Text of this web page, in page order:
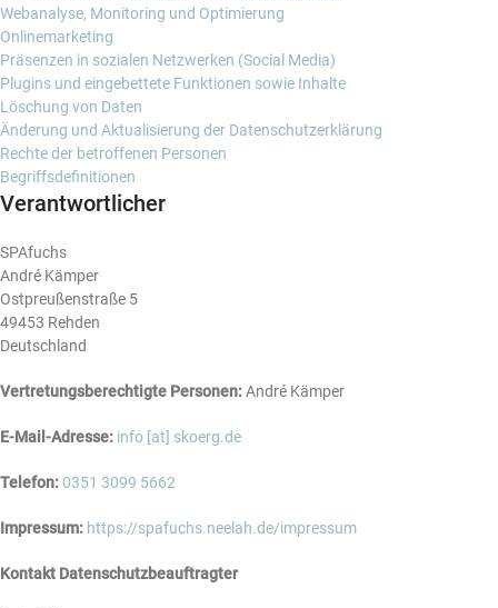
Webanalyse, Monitoring und Optimierung
Onlinemarketing
Präsenzen in sozialen Netzwerken (Social Media)
Plugins und eingebettete Funktionen sowie Inhalte
Löschung von Daten
Änderung und Aktualisierung der Datenschutzerklärung
Rechte der betroffenen Personen
Begriffsdefinitionen
Verantwortlicher
SPAfuchs
André Kämper
Ostpreußenstraße 5
49453 Rehden
Deutschland
Vertretungsberechtigte Personen:André Kämper
E-Mail-Adresse: info [at] skoerg.de
Telefon: 0351 3099 5662
Impressum: https://spafuchs.neelah.de/impressum
Kontakt Datenschutzbeauftragter